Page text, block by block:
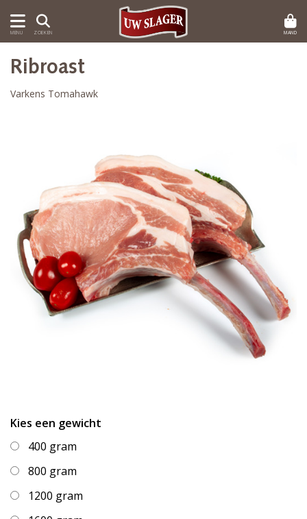
MENU ZOEKEN MAND
Ribroast
Varkens Tomahawk
Kies een gewicht
400 gram
800 gram
1200 gram